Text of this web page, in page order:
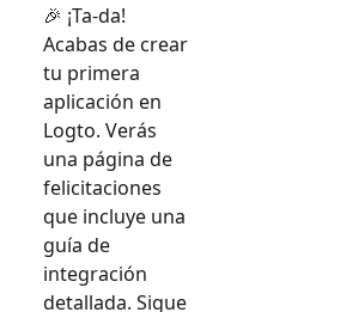
🎉 ¡Ta-da!
Acabas de crear
tu primera
aplicación en
Logto. Verás
una página de
felicitaciones
que incluye una
guía de
integración
detallada. Sigue